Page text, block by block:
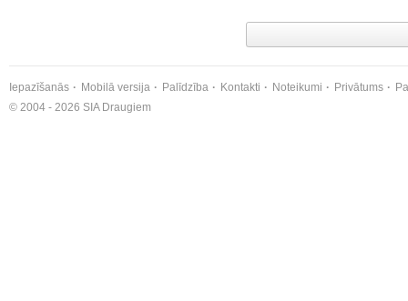
Iepazīšanās Mobilā versija Palīdzība Kontakti Noteikumi Privātums
© 2004 - 2026 SIA Draugiem